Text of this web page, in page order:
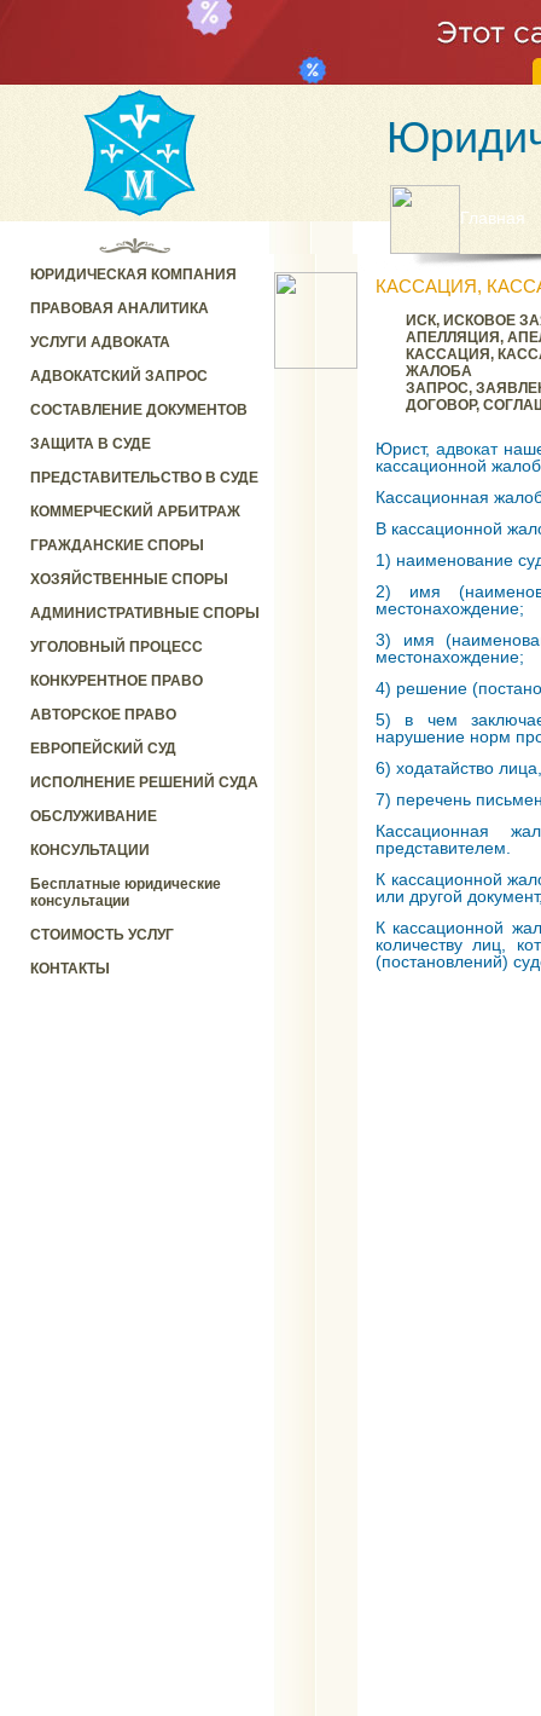
Главная
ЮРИДИЧЕСКАЯ КОМПАНИЯ
ПРАВОВАЯ АНАЛИТИКА
УСЛУГИ АДВОКАТА
АДВОКАТСКИЙ ЗАПРОС
СОСТАВЛЕНИЕ ДОКУМЕНТОВ
ЗАЩИТА В СУДЕ
ПРЕДСТАВИТЕЛЬСТВО В СУДЕ
КОММЕРЧЕСКИЙ АРБИТРАЖ
ГРАЖДАНСКИЕ СПОРЫ
ХОЗЯЙСТВЕННЫЕ СПОРЫ
АДМИНИСТРАТИВНЫЕ СПОРЫ
УГОЛОВНЫЙ ПРОЦЕСС
КОНКУРЕНТНОЕ ПРАВО
АВТОРСКОЕ ПРАВО
ЕВРОПЕЙСКИЙ СУД
ИСПОЛНЕНИЕ РЕШЕНИЙ СУДА
ОБСЛУЖИВАНИЕ
КОНСУЛЬТАЦИИ
Бесплатные юридические
консультации
СТОИМОСТЬ УСЛУГ
КОНТАКТЫ
КАССАЦИЯ,
ИСК, ИСКОВОЕ
АПЕЛЛЯЦИЯ,
КАССАЦИЯ,
ЖАЛОБА
ЗАПРОС,
ДОГОВОР,
Юрист, адвокат
кассационной
Кассационная
В кассационной
1) наименование
2) имя
местонахождение;
3) имя
местонахождение;
4) решение
5) в чем
нарушение норм
6) ходатайство
7) перечень
Кассационная
представителем.
К кассационной
или другой
К кассационной
количеству лиц,
(постановлений)